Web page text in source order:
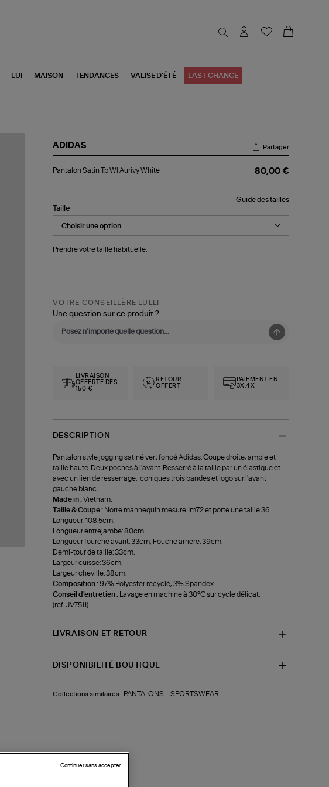
LUI MAISON TENDANCES VALISE D'ÉTÉ LAST CHANCE
ADIDAS
Satin
White
Partager
Pantalon Satin Tp Wl Aurivy White 80,00 €
Guide des tailles
Taille
Prendre votre taille habituelle.
VOTRE CONSEILLÈRE LULLI
Une question sur ce produit ?
LIVRAISON
OFFERTE DÈS
150 €
RETOUR
OFFERT
PAIEMENT EN
3X,4X
DESCRIPTION
Pantalon style jogging satiné vert foncé Adidas. Coupe droite, ample et
taille haute. Deux poches à l'avant. Resserré à la taille par un élastique et
avec un lien de resserrage. Iconiques trois bandes et logo sur l'avant
gauche blanc.
Made in :Vietnam.
Taille & Coupe : Notre mannequin mesure 1m72 et porte une taille 36.
Longueur: 108.5cm.
Longueur entrejambe: 80cm.
Longueur fourche avant: 33cm; Fouche arrière: 39cm.
Demi-tour de taille: 33cm.
Largeur cuisse: 36cm.
Largeur cheville: 38cm.
Composition : 97% Polyester recyclé, 3% Spandex.
Conseil d'entretien :
Lavage en machine à 30°C sur cycle délicat.
(ref-JV7511)
LIVRAISON ET RETOUR
DISPONIBILITÉ BOUTIQUE
Collections similaires : PANTALONS - SPORTSWEAR
Continuer sans accepter